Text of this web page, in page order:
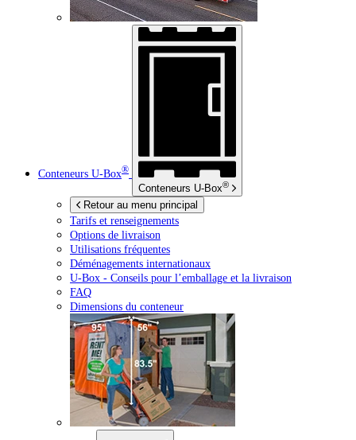
Conteneurs U-Box®
Conteneurs U-Box®
Retour au menu principal
Tarifs et renseignements
Options de livraison
Utilisations fréquentes
Déménagements internationaux
U-Box - Conseils pour l’emballage et la livraison
FAQ
Dimensions du conteneur